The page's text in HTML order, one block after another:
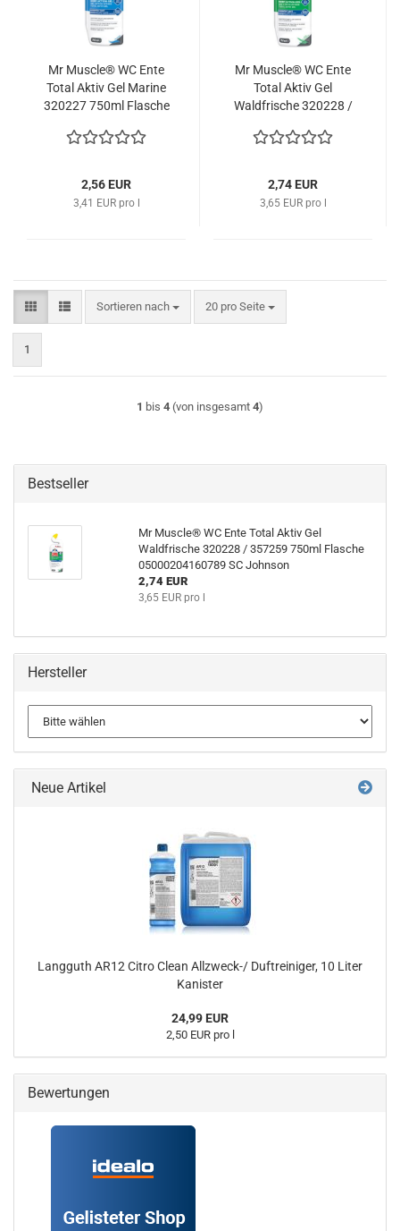
Mr Muscle® WC Ente
Total Aktiv Gel Marine
320227 750ml Flasche
Johnson
2,56 EUR
3,41 EUR pro l
Mr Muscle® WC Ente
Total Aktiv Gel
Waldfrische 320228 /
05000204160789 SC
2,74 EUR
3,65 EUR pro l
Sortieren nach
Sortieren nach 20 pro Seite
pro Seite
1
1 bis 4 (von insgesamt 4)
Bestseller
Mr Muscle® WC Ente Total Aktiv Gel
Waldfrische 320228 / 357259 750ml Flasche
05000204160789 SC Johnson
2,74 EUR
3,65 EUR pro l
Hersteller
Neue Artikel
Langguth AR12 Citro Clean Allzweck-/ Duftreiniger, 10 Liter
Kanister
24,99 EUR
2,50 EUR pro l
Bewertungen